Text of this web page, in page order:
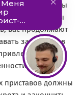
не должны
звонки, визиты
вас продолжают
заявление в
к
приставов должны